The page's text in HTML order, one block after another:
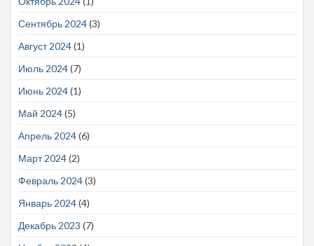
Сентябрь 2024(3)
Август 2024(1)
Июль 2024(7)
Июнь 2024(1)
Май 2024(5)
Апрель 2024(6)
Март 2024(2)
Февраль 2024(3)
Январь 2024(4)
Декабрь 2023 (7)